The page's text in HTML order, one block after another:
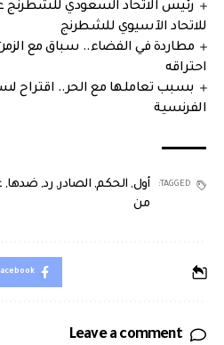
رئيس الاتحاد السعودي للشطرنج
للاتحاد الآسيوي للشطرنج
مطاردة في الفضاء.. سباق مع
احتراقه
بسبب تعاملها مع الحر.. اقتراح
الفرنسية
TAGGED: أول, الحكم, الصادر, رد, ضدها,
من
Leave a comment